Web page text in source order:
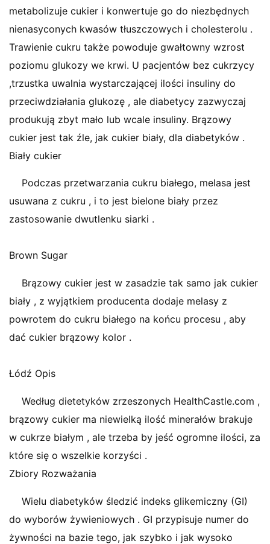
metabolizuje cukier i konwertuje go do niezbędnych
nienasyconych kwasów tłuszczowych i cholesterolu .
Trawienie cukru także powoduje gwałtowny wzrost
poziomu glukozy we krwi. U pacjentów bez cukrzycy
,trzustka uwalnia wystarczającej ilości insuliny do
przeciwdziałania glukozę , ale diabetycy zazwyczaj
produkują zbyt mało lub wcale insuliny. Brązowy
cukier jest tak źle, jak cukier biały, dla diabetyków .
Biały cukier
Podczas przetwarzania cukru białego, melasa jest
usuwana z cukru , i to jest bielone biały przez
zastosowanie dwutlenku siarki .
Brown Sugar
Brązowy cukier jest w zasadzie tak samo jak cukier
biały , z wyjątkiem producenta dodaje melasy z
powrotem do cukru białego na końcu procesu , aby
dać cukier brązowy kolor .
Łódź Opis
Według dietetyków zrzeszonych HealthCastle.com ,
brązowy cukier ma niewielką ilość minerałów brakuje
w cukrze białym , ale trzeba by jeść ogromne ilości, za
które się o wszelkie korzyści .
Zbiory Rozważania
Wielu diabetyków śledzić indeks glikemiczny (GI)
do wyborów żywieniowych . GI przypisuje numer do
żywności na bazie tego, jak szybko i jak wysoko